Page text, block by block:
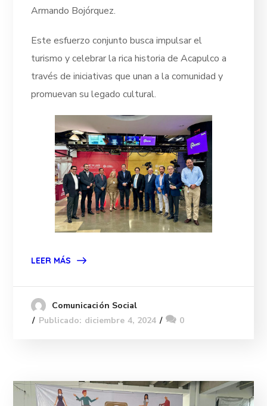
Armando Bojórquez.
Este esfuerzo conjunto busca impulsar el
turismo y celebrar la rica historia de Acapulco a
través de iniciativas que unan a la comunidad y
promuevan su legado cultural.
LEER MÁS
Comunicación Social
Publicado: diciembre 4, 2024
0